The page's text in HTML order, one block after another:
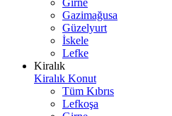
Girne
Gazimağusa
Güzelyurt
İskele
Lefke
Kiralık
Kiralık Konut
Tüm Kıbrıs
Lefkoşa